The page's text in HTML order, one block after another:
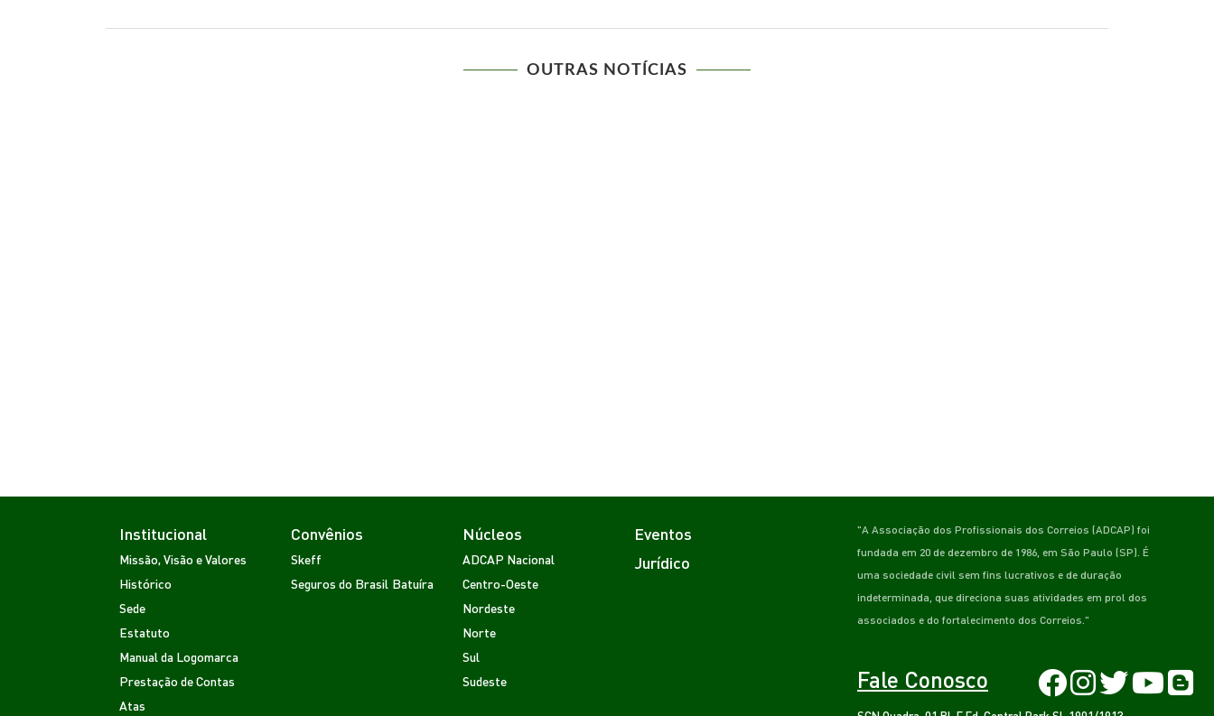
OUTRAS NOTÍCIAS
Institucional
Missão, Visão e Valores
Histórico
Sede
Estatuto
Manual da Logomarca
Prestação de Contas
Atas
Convênios
Skeff
Seguros do Brasil Batuíra
Núcleos
ADCAP Nacional
Centro-Oeste
Nordeste
Norte
Sul
Sudeste
Eventos
Jurídico
"A Associação dos Profissionais dos Correios (ADCAP) foi
fundada em 20 de dezembro de 1986, em São Paulo (SP). É
uma sociedade civil sem fins lucrativos e de duração
indeterminada, que direciona suas atividades em prol dos
associados e do fortalecimento dos Correios."
Fale Conosco